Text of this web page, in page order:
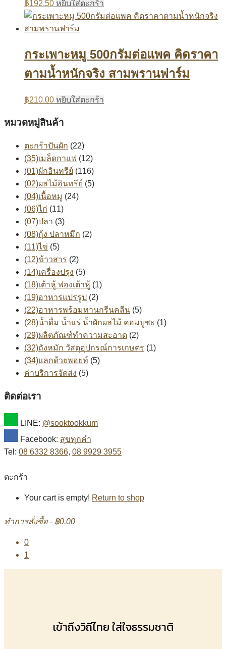
฿192.50 หยิบใส่ตะกร้า
กระเพาะหมู 500กรัมต่อแพค คิดราคา
ตามน้ำหนักจริง สามพรานฟาร์ม
฿210.00 หยิบใส่ตะกร้า
หมวดหมู่สินค้า
ตะกร้าปันผัก (22)
(35)เมล็ดกาแฟ (12)
(01)ผักอินทรีย์ (116)
(02)ผลไม้อินทรีย์ (5)
(04)เนื้อหมู (24)
(06)ไก่ (11)
(07)ปลา (3)
(08)กุ้ง ปลาหมึก (2)
(11)ไข่ (5)
(12)ข้าวสาร (2)
(14)เครื่องปรุง (5)
(18)เต้าหู้ ฟองเต้าหู้ (1)
(19)อาหารแปรรูป (2)
(22)อาหารพร้อมทานกรีนคลีน (5)
(28)น้ำดื่ม น้ำแร่ น้ำผักผลไม้ คอมบูชะ (1)
(29)ผลิตภัณฑ์ทำความสะอาด (2)
(32)ถังหมัก วัสดุอุปกรณ์การเกษตร (1)
(34)แลกด้วยพอยท์ (5)
ค่าบริการจัดส่ง (5)
ติดต่อเรา
LINE: @sooktookkum
Facebook: สุขทุกคำ
Tel: 08 6332 8366, 08 9929 3955
ตะกร้า
Your cart is empty! Return to shop
ทำการสั่งซื้อ - ฿0.00
0
1
เข้าถึงวิถีไทย ใส่ใจธรรมชาติ